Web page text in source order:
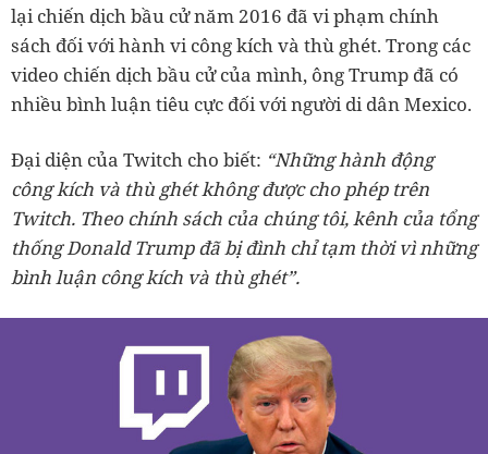
lại chiến dịch bầu cử năm 2016 đã vi phạm chính
sách đối với hành vi công kích và thù ghét. Trong các
video chiến dịch bầu cử của mình, ông Trump đã có
nhiều bình luận tiêu cực đối với người di dân Mexico.
Đại diện của Twitch cho biết: “Những hành động
công kích và thù ghét không được cho phép trên
Twitch. Theo chính sách của chúng tôi, kênh của tổng
thống Donald Trump đã bị đình chỉ tạm thời vì những
bình luận công kích và thù ghét”.